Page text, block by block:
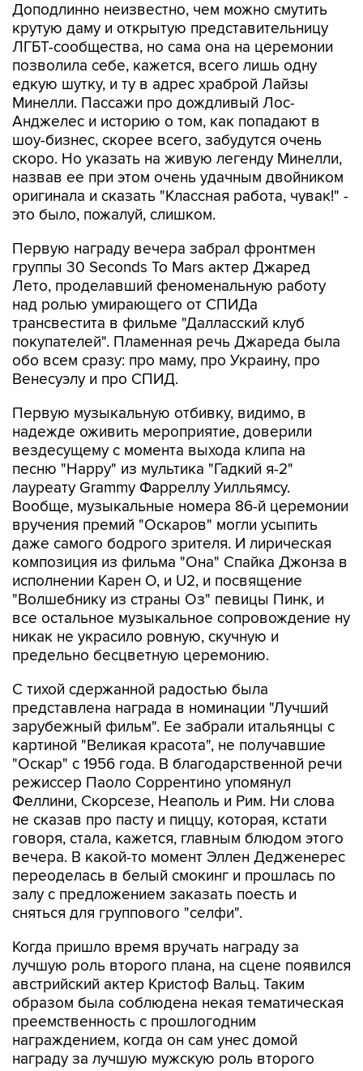
Доподлинно неизвестно, чем можно смутить
крутую даму и открытую представительницу
ЛГБТ-сообщества, но сама она на церемонии
позволила себе, кажется, всего лишь одну
едкую шутку, и ту в адрес храброй Лайзы
Минелли. Пассажи про дождливый Лос-
Анджелес и историю о том, как попадают в
шоу-бизнес, скорее всего, забудутся очень
скоро. Но указать на живую легенду Минелли,
назвав ее при этом очень удачным двойником
оригинала и сказать "Классная работа, чувак!" -
это было, пожалуй, слишком.
Первую награду вечера забрал фронтмен
группы 30 Seconds To Mars актер Джаред
Лето, проделавший феноменальную работу
над ролью умирающего от СПИДа
трансвестита в фильме "Далласский клуб
покупателей". Пламенная речь Джареда была
обо всем сразу: про маму, про Украину, про
Венесуэлу и про СПИД.
Первую музыкальную отбивку, видимо, в
надежде оживить мероприятие, доверили
вездесущему с момента выхода клипа на
песню "Happy" из мультика "Гадкий я-2"
лауреату Grammy Фарреллу Уилльямсу.
Вообще, музыкальные номера 86-й церемонии
вручения премий "Оскаров" могли усыпить
даже самого бодрого зрителя. И лирическая
композиция из фильма "Она" Спайка Джонза в
исполнении Карен О, и U2, и посвящение
"Волшебнику из страны Оз" певицы Пинк, и
все остальное музыкальное сопровождение ну
никак не украсило ровную, скучную и
предельно бесцветную церемонию.
С тихой сдержанной радостью была
представлена награда в номинации "Лучший
зарубежный фильм". Ее забрали итальянцы с
картиной "Великая красота", не получавшие
"Оскар" с 1956 года. В благодарственной речи
режиссер Паоло Соррентино упомянул
Феллини, Скорсезе, Неаполь и Рим. Ни слова
не сказав про пасту и пиццу, которая, кстати
говоря, стала, кажется, главным блюдом этого
вечера. В какой-то момент Эллен Дедженерес
переоделась в белый смокинг и прошлась по
залу с предложением заказать поесть и
сняться для группового "селфи".
Когда пришло время вручать награду за
лучшую роль второго плана, на сцене появился
австрийский актер Кристоф Вальц. Таким
образом была соблюдена некая тематическая
преемственность с прошлогодним
награждением, когда он сам унес домой
награду за лучшую мужскую роль второго